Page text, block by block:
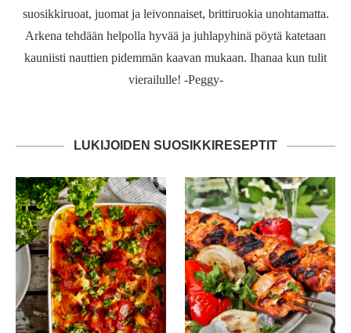
suosikkiruoat, juomat ja leivonnaiset, brittiruokia unohtamatta.
Arkena tehdään helpolla hyvää ja juhlapyhinä pöytä katetaan
kauniisti nauttien pidemmän kaavan mukaan. Ihanaa kun tulit
vierailulle! -Peggy-
LUKIJOIDEN SUOSIKKIRESEPTIT